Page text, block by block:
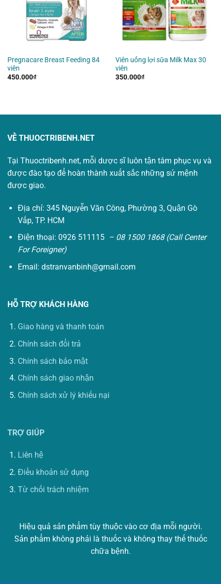
Pregnacare Breast Feeding 84
viên
450.000₫
Viên uống lợi sữa Milk Max 30
viên
350.000₫
VỀ THUOCTRIBENH.NET
Tại Thuoctribenh.net, mỗi dược sĩ luôn tận tâm phục vụ và
được đào tạo để hoàn thành xuất sắc những sứ mệnh
được giao.
Địa chỉ: 345 Nguyễn Văn Công, Phường 3, Quận Gò
Vấp, TP. HCM
Điện thoại: 0926 511115 – 08 1500 1868 (Call Center
For Foreigner)
Email: dstranvanbinh@gmail.com
HỖ TRỢ KHÁCH HÀNG
Giao hàng và thanh toán
Chính sách đổi trả
Chính sách bảo mật
Chính sách giao nhận
Chính sách xử lý khiếu nại
TRỢ GIÚP
Liên hệ
Điều khoản sử dụng
Từ chối trách nhiệm
Hiệu quả sản phẩm tùy thuộc vào cơ địa mỗi người.
Sản phẩm không phải là thuốc và không thay thế thuốc
chữa bệnh.